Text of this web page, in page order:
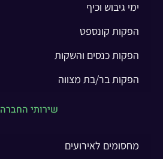
ימי גיבוש וכיף
הפקות קונספט
הפקות כנסים והשקות
הפקות בר/בת מצווה
שירותי החברה
מחסומים לאירועים